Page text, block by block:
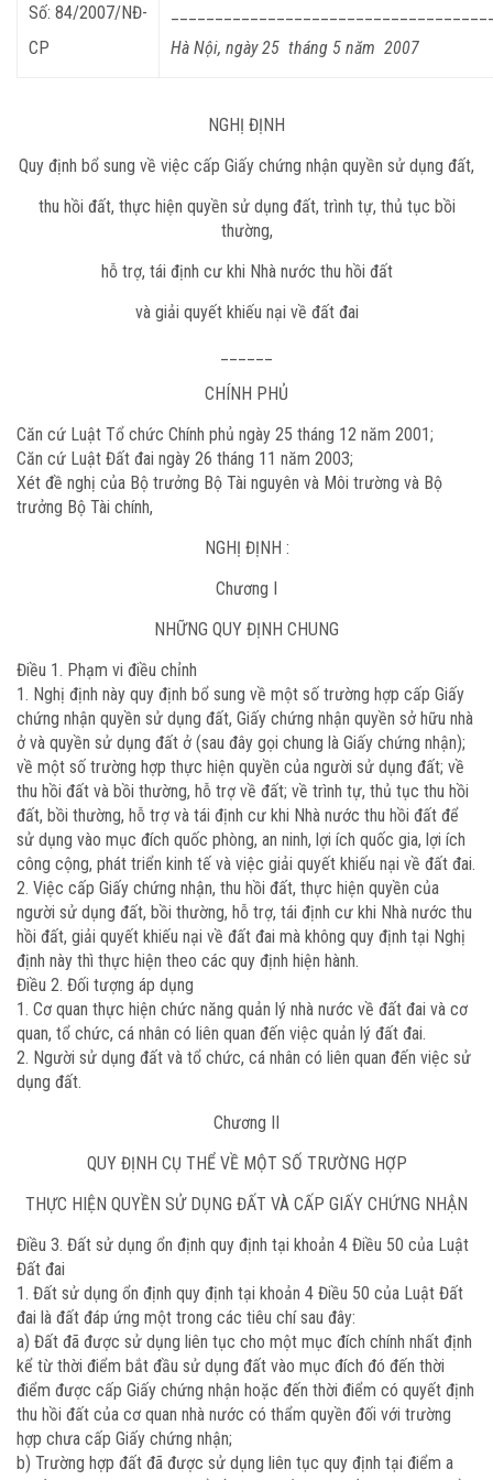
Số: 84/2007/NĐ-
CP
Hà Nội, ngày 25 tháng 5 năm 2007
NGHỊ ĐỊNH
Quy định bổ sung về việc cấp Giấy chứng nhận quyền sử dụng đất,
thu hồi đất, thực hiện quyền sử dụng đất, trình tự, thủ tục bồi
thường,
hỗ trợ, tái định cư khi Nhà nước thu hồi đất
và giải quyết khiếu nại về đất đai
CHÍNH PHỦ
Căn cứ Luật Tổ chức Chính phủ ngày 25 tháng 12 năm 2001;
Căn cứ Luật Đất đai ngày 26 tháng 11 năm 2003;
Xét đề nghị của Bộ trưởng Bộ Tài nguyên và Môi trường và Bộ
trưởng Bộ Tài chính,
NGHỊ ĐỊNH :
Chương I
NHỮNG QUY ĐỊNH CHUNG
Điều 1. Phạm vi điều chỉnh
1. Nghị định này quy định bổ sung về một số trường hợp cấp Giấy
chứng nhận quyền sử dụng đất, Giấy chứng nhận quyền sở hữu nhà
ở và quyền sử dụng đất ở (sau đây gọi chung là Giấy chứng nhận);
về một số trường hợp thực hiện quyền của người sử dụng đất; về
thu hồi đất và bồi thường, hỗ trợ về đất; về trình tự, thủ tục thu hồi
đất, bồi thường, hỗ trợ và tái định cư khi Nhà nước thu hồi đất để
sử dụng vào mục đích quốc phòng, an ninh, lợi ích quốc gia, lợi ích
công cộng, phát triển kinh tế và việc giải quyết khiếu nại về đất đai.
2. Việc cấp Giấy chứng nhận, thu hồi đất, thực hiện quyền của
người sử dụng đất, bồi thường, hỗ trợ, tái định cư khi Nhà nước thu
hồi đất, giải quyết khiếu nại về đất đai mà không quy định tại Nghị
định này thì thực hiện theo các quy định hiện hành.
Điều 2. Đối tượng áp dụng
1. Cơ quan thực hiện chức năng quản lý nhà nước về đất đai và cơ
quan, tổ chức, cá nhân có liên quan đến việc quản lý đất đai.
2. Người sử dụng đất và tổ chức, cá nhân có liên quan đến việc sử
dụng đất.
Chương II
QUY ĐỊNH CỤ THỂ VỀ MỘT SỐ TRƯỜNG HỢP
THỰC HIỆN QUYỀN SỬ DỤNG ĐẤT VÀ CẤP GIẤY CHỨNG NHẬN
Điều 3. Đất sử dụng ổn định quy định tại khoản 4 Điều 50 của Luật
Đất đai
1. Đất sử dụng ổn định quy định tại khoản 4 Điều 50 của Luật Đất
đai là đất đáp ứng một trong các tiêu chí sau đây:
a) Đất đã được sử dụng liên tục cho một mục đích chính nhất định
kể từ thời điểm bắt đầu sử dụng đất vào mục đích đó đến thời
điểm được cấp Giấy chứng nhận hoặc đến thời điểm có quyết định
thu hồi đất của cơ quan nhà nước có thẩm quyền đối với trường
hợp chưa cấp Giấy chứng nhận;
b) Trường hợp đất đã được sử dụng liên tục quy định tại điểm a